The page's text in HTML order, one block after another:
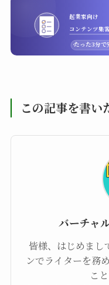
起業家向け
コンテンツ集
たった3分で
この記事を書い
バーチャ
皆様、はじめまし
ンでライターを務
こ